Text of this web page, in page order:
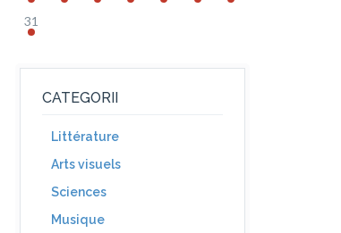
31
CATEGORII
Littérature
Arts visuels
Sciences
Musique